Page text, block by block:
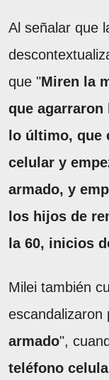
Al señalar que
que "Miren la
que
lo último, que
celular y
armado, y
los hijos de
la 60, inicios
Milei también
escandalizaron
armado",
teléfono